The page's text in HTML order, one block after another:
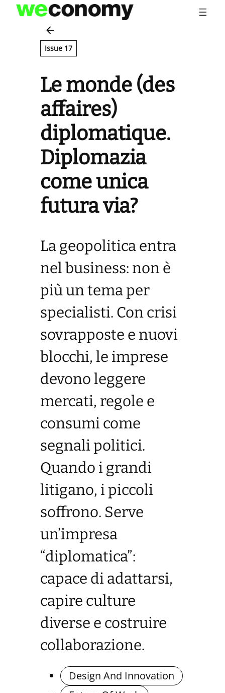
Vai
contenuto
Issue 17
Le monde (des
affaires)
diplomatique.
Diplomazia
come unica
futura via?
La geopolitica entra
nel business: non è
più un tema per
specialisti. Con crisi
sovrapposte e nuovi
blocchi, le imprese
devono leggere
mercati, regole e
consumi come
segnali politici.
Quando i grandi
litigano, i piccoli
soffrono. Serve
un’impresa
“diplomatica”:
capace di adattarsi,
capire culture
diverse e costruire
collaborazione.
Design And Innovation